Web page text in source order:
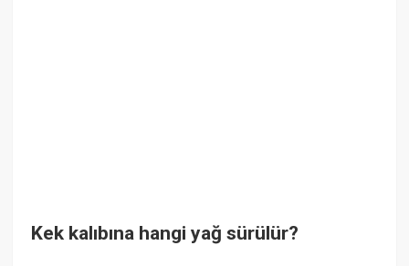
Kek kalıbına hangi yağ sürülür?